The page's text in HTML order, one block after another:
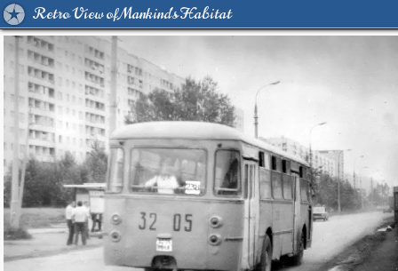
Retro View of Mankind's Habitat